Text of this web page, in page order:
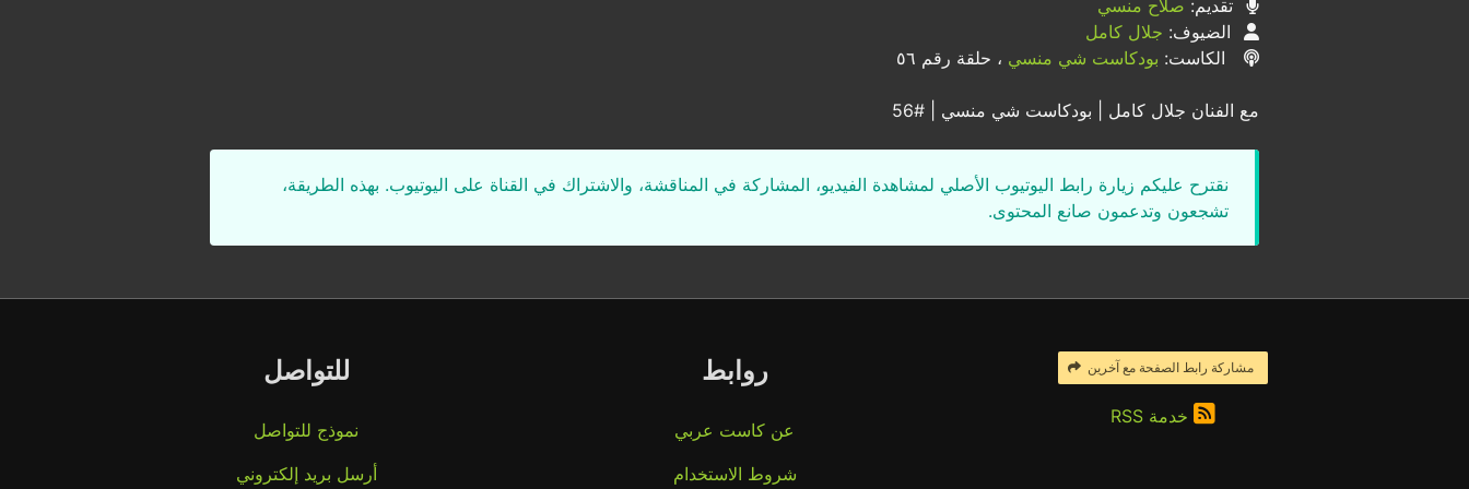
تقديم: صلاح منسي
الضيوف: جلال كامل
الكاست: بودكاست شي منسي ، حلقة رقم ٥٦
مع الفنان جلال كامل | بودكاست شي منسي | #56
نقترح عليكم زيارة رابط اليوتيوب الأصلي لمشاهدة الفيديو، المشاركة في المناقشة، والاشتراك في القناة على اليوتيوب. بهذه الطريقة،
تشجعون وتدعمون صانع المحتوى.
مشاركة رابط الصفحة مع آخرين
خدمة RSS
روابط
عن كاست عربي
شروط الاستخدام
للتواصل
نموذج للتواصل
أرسل بريد إلكتروني